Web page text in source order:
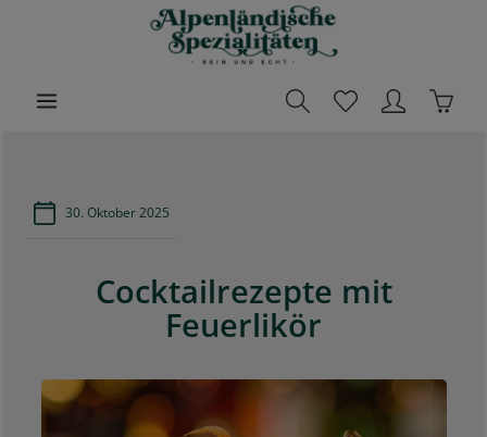
30. Oktober 2025
Cocktailrezepte mit
Feuerlikör